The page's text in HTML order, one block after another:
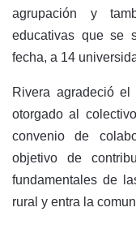
agrupación y
educativas que se
fecha, a 14
Rivera agradeció
otorgado al
convenio de
objetivo de
fundamentales de
rural y entra la